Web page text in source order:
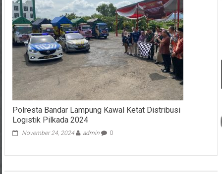
Polresta Bandar Lampung Kawal Ketat Distribusi
Logistik Pilkada 2024
November 24, 2024 admin 0